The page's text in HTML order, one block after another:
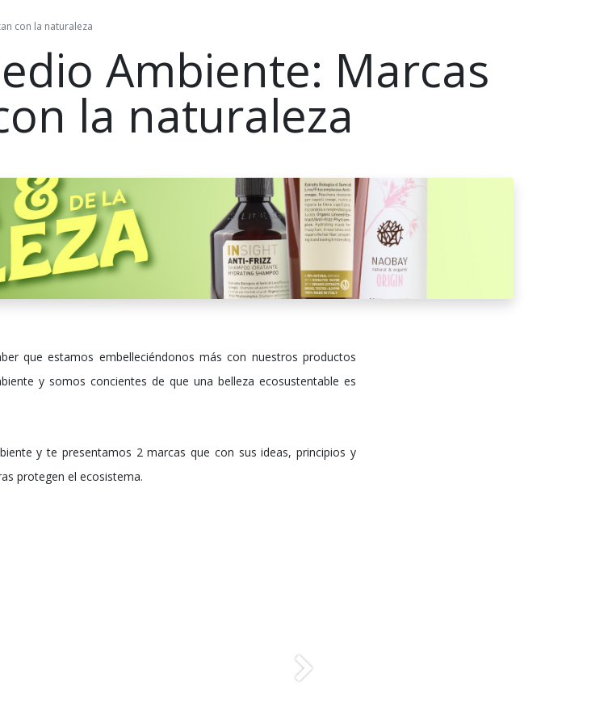
con la naturaleza
Ambiente: Marcas
la naturaleza
que estamos embelleciéndonos más con nuestros productos
y somos concientes de que una belleza ecosustentable es
y te presentamos 2 marcas que con sus ideas, principios y
protegen el ecosistema.
Siguiente